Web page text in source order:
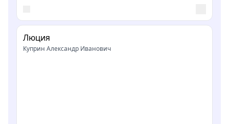
Люция
Куприн Александр Иванович